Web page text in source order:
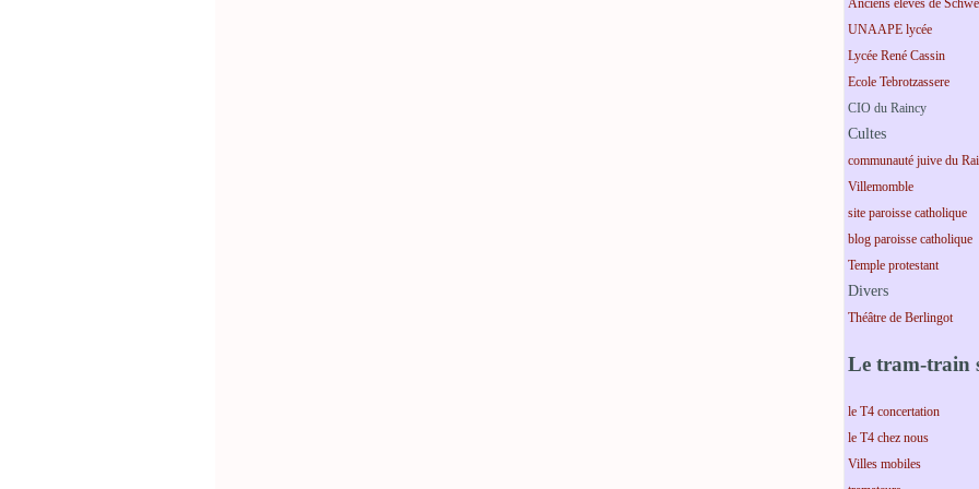
Anciens élèves de
UNAAPE lycée
Lycée René Cassin
Ecole Tebrotzassere
CIO du Raincy
Cultes
communauté juive du
Villemomble
site paroisse catholique
blog paroisse catholique
Temple protestant
Divers
Théâtre de Berlingot
Le tram-train
le T4 concertation
le T4 chez nous
Villes mobiles